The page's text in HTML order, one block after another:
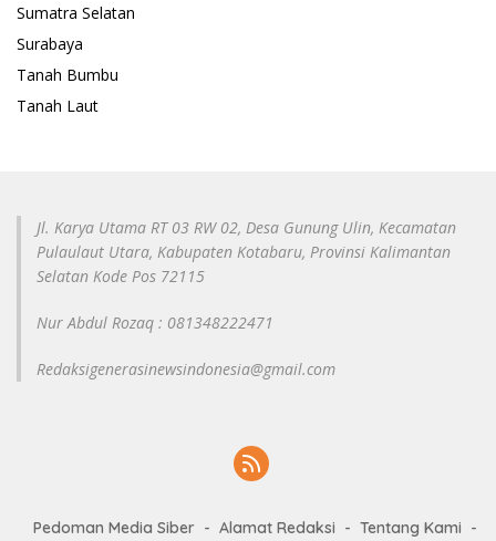
Sumatra Selatan
Surabaya
Tanah Bumbu
Tanah Laut
Jl. Karya Utama RT 03 RW 02, Desa Gunung Ulin, Kecamatan
Pulaulaut Utara, Kabupaten Kotabaru, Provinsi Kalimantan
Selatan Kode Pos 72115
Nur Abdul Rozaq : 081348222471
Redaksigenerasinewsindonesia@gmail.com
Pedoman Media Siber Alamat Redaksi Tentang Kami